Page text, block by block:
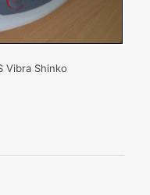
Vibra Shinko